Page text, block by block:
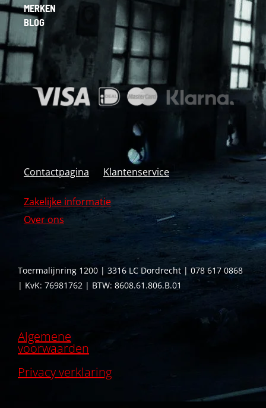
MERKEN
BLOG
Contactpagina Klantenservice
Zakelijke informatie
Over ons
Toermalijnring 1200 | 3316 LC Dordrecht | 078 617 0868
| KvK: 76981762 | BTW: 8608.61.806.B.01
Algemene
voorwaarden
Privacy verklaring